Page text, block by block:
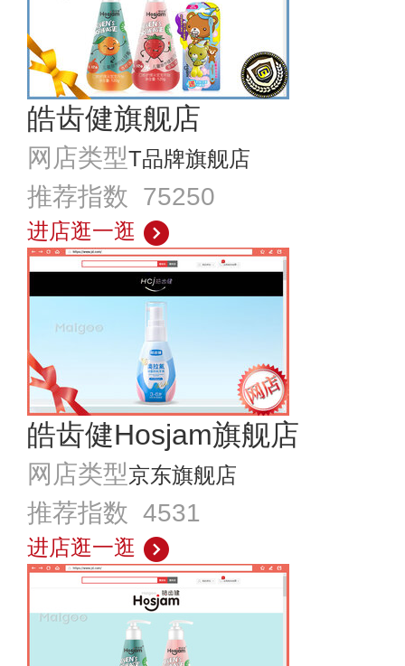
皓齿健旗舰店
网店类型T品牌旗舰店
推荐指数 75250
进店逛一逛
皓齿健Hosjam旗舰店
网店类型京东旗舰店
推荐指数 4531
进店逛一逛